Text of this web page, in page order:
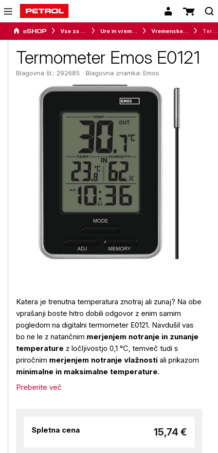
Vse za dom Ure in vremenske postaje Vremenske postaje
Termometer Emos E0121
Blagovna št.: 292685 Blagovna znamka: Emos
Katera je trenutna temperatura znotraj ali zunaj? Na obe
vprašanji boste hitro dobili odgovor z enim samim
pogledom na digitalni termometer E0121. Navdušil vas
bo ne le z natančnim merjenjem notranje in zunanje
temperature z ločljivostjo 0,1 °C, temveč tudi s
priročnim merjenjem notranje vlažnosti ali prikazom
minimalne in maksimalne temperature.
Preberite več
Spletna cena 15,74 €